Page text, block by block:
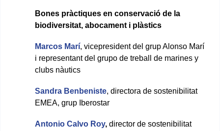
Bones pràctiques en conservació de la
biodiversitat, abocament i plàstics
Marcos Marí, vicepresident del grup Alonso Marí
i representant del grupo de treball de marines y
clubs nàutics
Sandra Benbeniste, directora de sostenibilitat
EMEA, grup Iberostar
Antonio Calvo Roy, director de sostenibilitat